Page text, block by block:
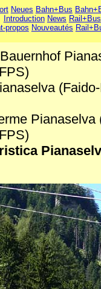
Neues Bahn+Bus
Introduction News Rail+Bus
propos Nouveautés
Pianaselva